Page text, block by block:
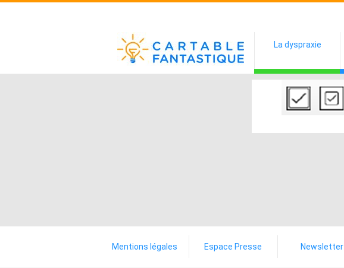
La dyspraxie
Mentions légales Espace Presse Newsletter